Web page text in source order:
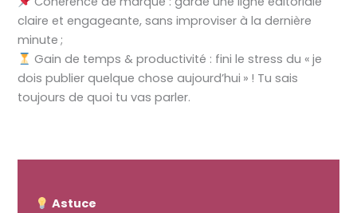
claire et engageante, sans improviser à la dernière
minute ;
Gain de temps & productivité : fini le stress du « je
dois publier quelque chose aujourd’hui » ! Tu sais
toujours de quoi tu vas parler.
Astuce